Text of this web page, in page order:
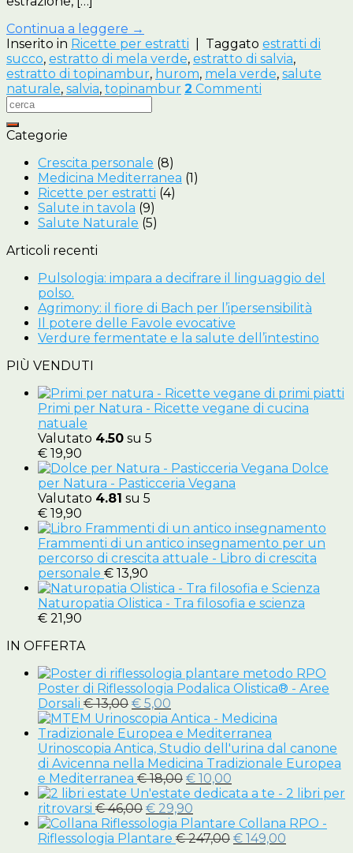
Continua a leggere →
Inserito in Ricette per estratti Taggato estratti di
succo, estratto di mela verde, estratto di salvia,
estratto di topinambur, hurom, mela verde, salute
naturale, salvia, topinambur 2 Commenti
Categorie
Crescita personale (8)
Medicina Mediterranea (1)
Ricette per estratti (4)
Salute in tavola (9)
Salute Naturale (5)
Articoli recenti
Pulsologia: impara a decifrare il linguaggio del
polso.
Agrimony: il fiore di Bach per l’ipersensibilità
Il potere delle Favole evocative
Verdure fermentate e la salute dell’intestino
PIÙ VENDUTI
Primi per Natura - Ricette vegane di cucina
natuale
Valutato 4.50 su 5
€ 19,90
Dolce
per Natura - Pasticceria Vegana
Valutato 4.81 su 5
€ 19,90
Frammenti di un antico insegnamento per un
percorso di crescita attuale - Libro di crescita
personale € 13,90
Naturopatia Olistica - Tra filosofia e scienza
€ 21,90
IN OFFERTA
Poster di Riflessologia Podalica Olistica® - Aree
Dorsali €13,00 Il
prezzo
originale
era:
€ 13,00.
€ 5,00
prezzo
attuale
è:
€ 5,00.
Urinoscopia Antica, Studio dell'urina dal canone
di Avicenna nella Medicina Tradizionale Europea
e Mediterranea €18,00 Il
prezzo
originale
era:
€ 18,00.
€ 10,00
prezzo
è:
€ 10,00.
Un'estate dedicata a te - 2 libri per
ritrovarsi €46,00 Il
prezzo
originale
€ 29,90
prezzo
attuale
Collana RPO -
Riflessologia Plantare €247,00 Il
€ 149,00